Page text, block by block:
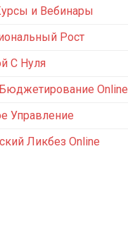
и Вебинары
Рост
С Нуля
Online
Управление
Ликбез Online